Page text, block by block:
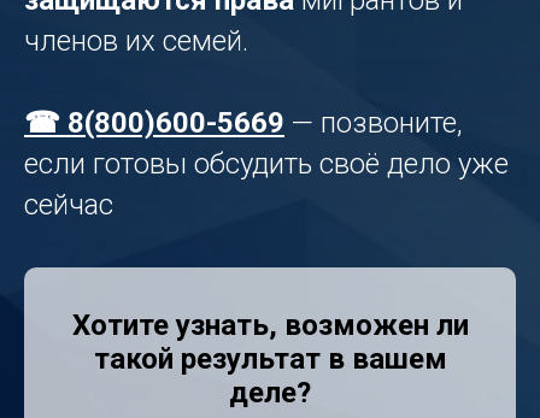
членов их семей.
☎ 8(800)600-5669 — позвоните,
если готовы обсудить своё дело уже
сейчас
Хотите узнать, возможен ли
такой результат в вашем
деле?